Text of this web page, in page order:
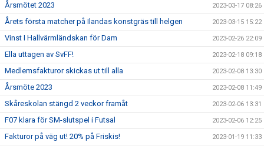
Årsmötet 2023 2023-03-17 08:26
Årets första matcher på Ilandas konstgräs till helgen 2023-03-15 15:22
Vinst I Hallvärmländskan för Dam 2023-02-26 22:09
Ella uttagen av SvFF! 2023-02-18 09:18
Medlemsfakturor skickas ut till alla 2023-02-08 13:30
Årsmöte 2023 2023-02-08 11:49
Skåreskolan stängd 2 veckor framåt 2023-02-06 13:31
F07 klara för SM-slutspel i Futsal 2023-02-06 12:25
Fakturor på väg ut! 20% på Friskis! 2023-01-19 11:33